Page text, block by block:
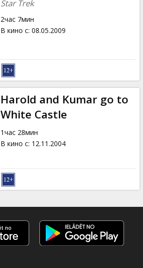
Star Trek
2час 7мин
В кино с: 08.05.2009
Harold and Kumar go to
White Castle
1час 28мин
В кино с: 12.11.2004